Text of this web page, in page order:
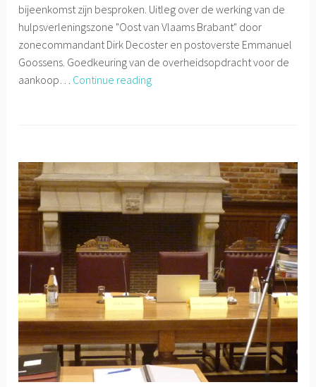
bijeenkomst zijn besproken. Uitleg over de werking van de
hulpsverleningszone "Oost van Vlaams Brabant" door
zonecommandant Dirk Decoster en postoverste Emmanuel
Goossens. Goedkeuring van de overheidsopdracht voor de
aankoop… Continue readingGemeenteraad